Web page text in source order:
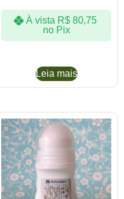
À vista R$80,75
no Pix
Leia mais